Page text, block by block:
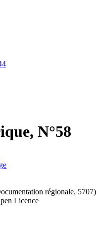
N°58
régionale, 5707)
Licence